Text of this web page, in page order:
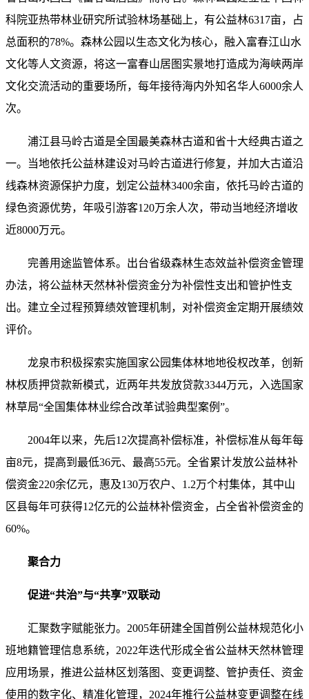
科院亚热带林业研究所试验林场基础上，有公益林6317亩，占
总面积的78%。森林公园以生态文化为核心，融入富春江山水
文化等人文资源，将这一富春山居图实景地打造成为海峡两岸
文化交流活动的重要场所，每年接待海内外知名华人6000余人
次。
浦江县马岭古道是全国最美森林古道和省十大经典古道之
一。当地依托公益林建设对马岭古道进行修复，并加大古道沿
线森林资源保护力度，划定公益林3400余亩，依托马岭古道的
绿色资源优势，年吸引游客120万余人次，带动当地经济增收
近8000万元。
完善用途监管体系。出台省级森林生态效益补偿资金管理
办法，将公益林天然林补偿资金分为补偿性支出和管护性支
出。建立全过程预算绩效管理机制，对补偿资金定期开展绩效
评价。
龙泉市积极探索实施国家公园集体林地地役权改革，创新
林权质押贷款新模式，近两年共发放贷款3344万元，入选国家
林草局“全国集体林业综合改革试验典型案例”。
2004年以来，先后12次提高补偿标准，补偿标准从每年每
亩8元，提高到最低36元、最高55元。全省累计发放公益林补
偿资金220余亿元，惠及130万农户、1.2万个村集体，其中山
区县每年可获得12亿元的公益林补偿资金，占全省补偿资金的
60%。
聚合力
促进“共治”与“共享”双联动
汇聚数字赋能张力。2005年研建全国首例公益林规范化小
班地籍管理信息系统，2022年迭代形成全省公益林天然林管理
应用场景，推进公益林区划落图、变更调整、管护责任、资金
使用的数字化、精准化管理，2024年推行公益林变更调整在线